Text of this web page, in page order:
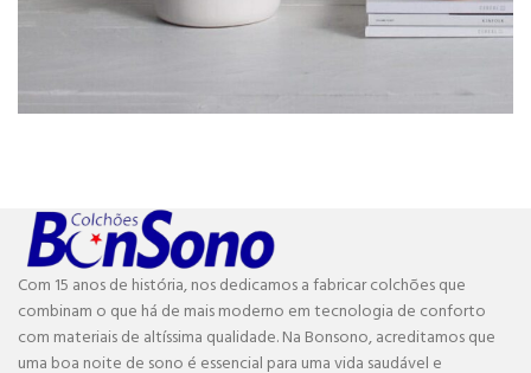
Com 15 anos de história, nos dedicamos a fabricar colchões que
combinam o que há de mais moderno em tecnologia de conforto
com materiais de altíssima qualidade. Na Bonsono, acreditamos que
uma boa noite de sono é essencial para uma vida saudável e